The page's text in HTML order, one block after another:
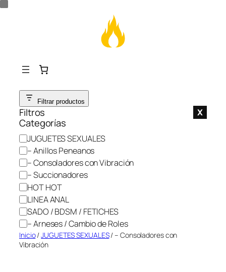
Saltar
contenido
Filtrar productos
Filtros X
Categorías
C
a
t
e
g
o
r
í
a
JUGUETES SEXUALES
– Anillos Peneanos
– Consoladores con Vibración
– Succionadores
HOT HOT
LINEA ANAL
SADO / BDSM / FETICHES
– Arneses / Cambio de Roles
Inicio/JUGUETES SEXUALES/ – Consoladores con
Vibración